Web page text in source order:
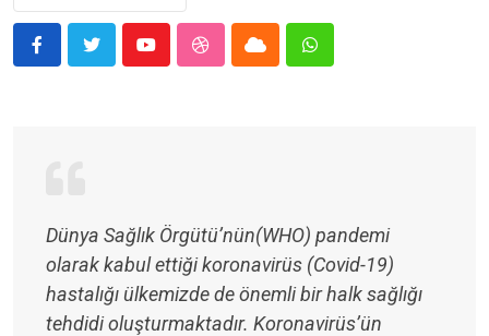
Dünya Sağlık Örgütü’nün(WHO) pandemi
olarak kabul ettiği koronavirüs (Covid-19)
hastalığı ülkemizde de önemli bir halk sağlığı
tehdidi oluşturmaktadır. Koronavirüs’ün